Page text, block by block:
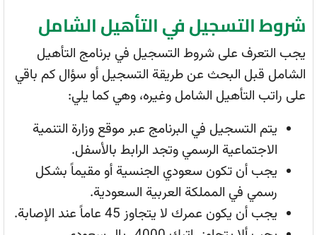
شروط التسجيل في التأهيل الشامل
يجب التعرف على شروط التسجيل في برنامج التأهيل
الشامل قبل البحث عن طريقة التسجيل أو سؤال كم باقي
على راتب التأهيل الشامل وغيره، وهي كما يلي:
يتم التسجيل في البرنامج عبر موقع وزارة التنمية
الاجتماعية الرسمي وتجد الرابط بالأسفل.
يجب أن تكون سعودي الجنسية أو مقيماً بشكل
رسمي في المملكة العربية السعودية.
يجب أن يكون عمرك لا يتجاوز 45 عاماً عند الإصابة.